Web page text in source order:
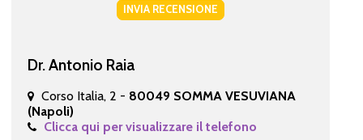
INVIA RECENSIONE
Dr. Antonio Raia
Corso Italia, 2 - 80049 SOMMA VESUVIANA
(Napoli)
Clicca qui per visualizzare il telefono